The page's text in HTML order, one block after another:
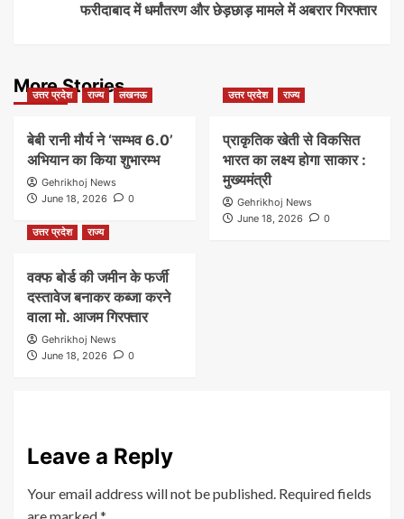
फरीदाबाद में धर्मांतरण और छेड़छाड़ मामले में अबरार गिरफ्तार
More Stories
उत्तर प्रदेश राज्य लखनऊ
बेबी रानी मौर्य ने ‘सम्भव 6.0’
अभियान का किया शुभारम्भ
Gehrikhoj News
June 18, 2026
0
उत्तर प्रदेश राज्य
प्राकृतिक खेती से विकसित
भारत का लक्ष्य होगा साकार :
मुख्यमंत्री
Gehrikhoj News
June 18, 2026
0
उत्तर प्रदेश
राज्य
वक्फ बोर्ड की जमीन के फर्जी
दस्तावेज बनाकर कब्जा करने
वाला मो. आजम गिरफ्तार
Gehrikhoj News
June 18, 2026
0
Leave a Reply
Your email address will not be published. Required fields